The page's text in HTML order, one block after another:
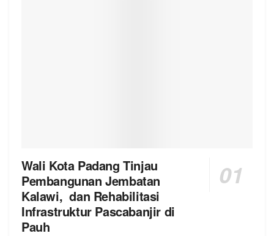
Wali Kota Padang Tinjau
Pembangunan Jembatan
Kalawi, dan Rehabilitasi
Infrastruktur Pascabanjir di
Pauh